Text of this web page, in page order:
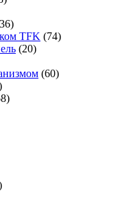
TFK (74)
(20)
(60)